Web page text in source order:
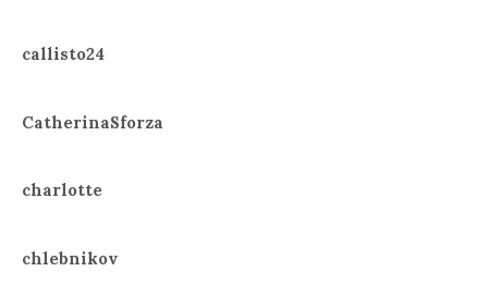
callisto24
CatherinaSforza
charlotte
chlebnikov